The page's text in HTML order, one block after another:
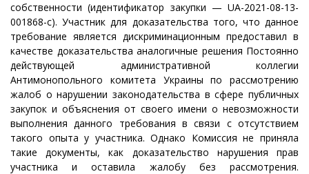
собственности (идентификатор закупки — UA-2021-08-13-
001868-c). Участник для доказательства того, что данное
требование является дискриминационным предоставил в
качестве доказательства аналогичные решения Постоянно
действующей административной коллегии
Антимонопольного комитета Украины по рассмотрению
жалоб о нарушении законодательства в сфере публичных
закупок и объяснения от своего имени о невозможности
выполнения данного требования в связи с отсутствием
такого опыта у участника. Однако Комиссия не приняла
такие документы, как доказательство нарушения прав
участника и оставила жалобу без рассмотрения.